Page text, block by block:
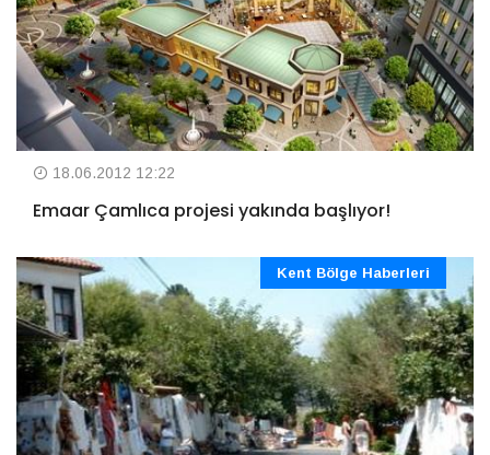
18.06.2012 12:22
Emaar Çamlıca projesi yakında başlıyor!
Kent Bölge Haberleri